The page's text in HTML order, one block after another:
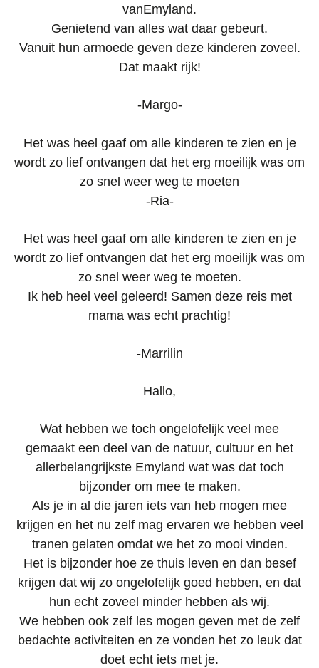
vanEmyland.
Genietend van alles wat daar gebeurt.
Vanuit hun armoede geven deze kinderen zoveel.
Dat maakt rijk!
-Margo-
Het was heel gaaf om alle kinderen te zien en je
wordt zo lief ontvangen dat het erg moeilijk was om
zo snel weer weg te moeten
-Ria-
Het was heel gaaf om alle kinderen te zien en je
wordt zo lief ontvangen dat het erg moeilijk was om
zo snel weer weg te moeten.
Ik heb heel veel geleerd! Samen deze reis met
mama was echt prachtig!
-Marrilin
Hallo,
Wat hebben we toch ongelofelijk veel mee
gemaakt een deel van de natuur, cultuur en het
allerbelangrijkste Emyland wat was dat toch
bijzonder om mee te maken.
Als je in al die jaren iets van heb mogen mee
krijgen en het nu zelf mag ervaren we hebben veel
tranen gelaten omdat we het zo mooi vinden.
Het is bijzonder hoe ze thuis leven en dan besef
krijgen dat wij zo ongelofelijk goed hebben, en dat
hun echt zoveel minder hebben als wij.
We hebben ook zelf les mogen geven met de zelf
bedachte activiteiten en ze vonden het zo leuk dat
doet echt iets met je.